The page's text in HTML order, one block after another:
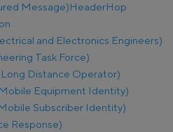
Message)HeaderHop
and Electronics Engineers)
Task Force)
Distance Operator)
Equipment Identity)
Subscriber Identity)
Response)